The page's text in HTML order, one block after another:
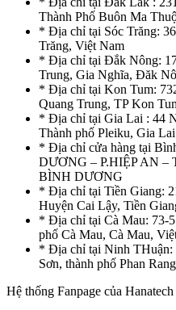
Thành Phố Buôn Ma
* Địa chỉ tại Sóc Trăng:
Trăng, Việt Nam
* Địa chỉ tại Đắk Nông:
Trung, Gia Nghĩa, Đăk
* Địa chỉ tại Kon Tum:
Quang Trung, TP Kon
* Địa chỉ tại Gia Lai : 44
Thành phố Pleiku, Gia Lai
* Địa chỉ cửa hàng tại
DƯƠNG – P.HIỆP AN
BÌNH DƯƠNG
* Địa chỉ tại Tiền Giang:
Huyện Cai Lậy, Tiền
* Địa chỉ tại Cà Mau: 73-
phố Cà Mau, Cà Mau,
* Địa chỉ tại Ninh THuận:
Sơn, thành phố Phan
Hệ thống Fanpage của Hanatech